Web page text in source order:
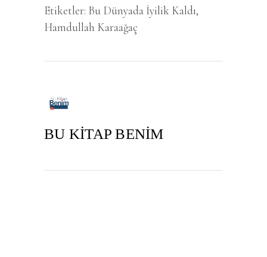
Etiketler: Bu Dünyada İyilik Kaldı,
Hamdullah Karaağaç
BU KİTAP BENİM